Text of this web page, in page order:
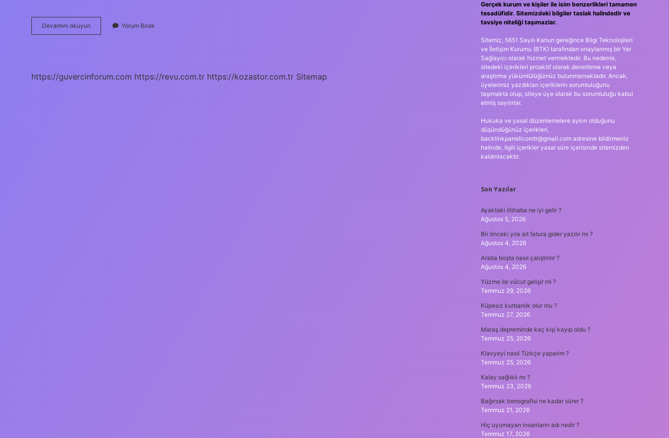
Devamını okuyun
Tabaka
Yorum Bırak
https://guvercinforum.com https://revu.com.tr https://kozastor.com.tr Sitemap
Gerçek kurum ve kişiler ile isim benzerlikleri tamamen
tesadüfidir. Sitemizdeki bilgiler taslak halindedir ve
tavsiye niteliği taşımazlar.
Sitemiz, 5651 Sayılı Kanun gereğince Bilgi Teknolojileri
ve İletişim Kurumu (BTK) tarafından onaylanmış bir Yer
Sağlayıcı olarak hizmet vermektedir. Bu nedenle,
sitedeki içerikleri proaktif olarak denetleme veya
araştırma yükümlülüğümüz bulunmamaktadır. Ancak,
üyelerimiz yazdıkları içeriklerin sorumluluğunu
taşımakta olup, siteye üye olarak bu sorumluluğu kabul
etmiş sayılırlar.
Hukuka ve yasal düzenlemelere aykırı olduğunu
düşündüğünüz içerikleri,
backlinkpanelicomtr@gmail.comadresine bildirmeniz
halinde, ilgili içerikler yasal süre içerisinde sitemizden
kaldırılacaktır.
Son Yazılar
Ayaktaki iltihaba ne iyi gelir ?
Ağustos 5, 2026
Bir önceki yıla ait fatura gider yazılır mı ?
Ağustos 4, 2026
Araba boşta nasıl çalıştırılır ?
Ağustos 4, 2026
Yüzme ile vücut gelişir mi ?
Temmuz 29, 2026
Küpesiz kurbanlık olur mu ?
Temmuz 27, 2026
Maraş depreminde kaç kişi kayıp oldu ?
Temmuz 25, 2026
Klavyeyi nasıl Türkçe yaparim ?
Temmuz 25, 2026
Kalay sağlıklı mı ?
Temmuz 23, 2026
Bağırsak tomografisi ne kadar sürer ?
Temmuz 21, 2026
Hiç uyumayan insanların adı nedir ?
Temmuz 17, 2026